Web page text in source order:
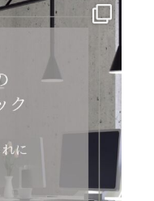
き算テクニック ✨